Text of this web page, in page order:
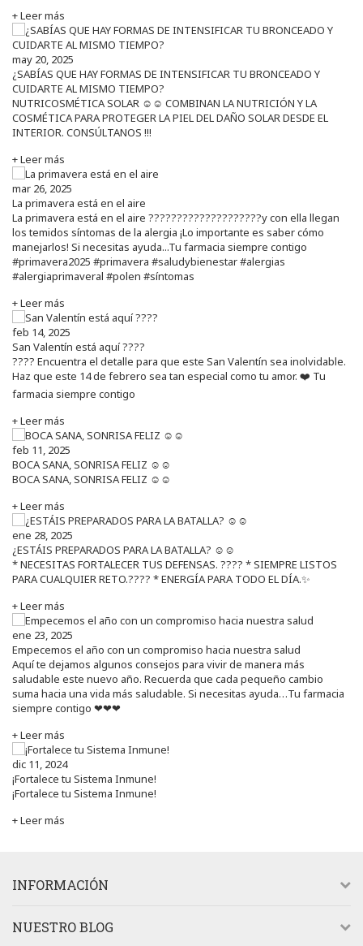
+ Leer más
may 20, 2025
¿SABÍAS QUE HAY FORMAS DE INTENSIFICAR TU BRONCEADO Y
CUIDARTE AL MISMO TIEMPO?
NUTRICOSMÉTICA SOLAR ☺️☺️ COMBINAN LA NUTRICIÓN Y LA
COSMÉTICA PARA PROTEGER LA PIEL DEL DAÑO SOLAR DESDE EL
INTERIOR. CONSÚLTANOS !!!
+ Leer más
mar 26, 2025
La primavera está en el aire
La primavera está en el aire ????????????????????y con ella llegan
los temidos síntomas de la alergia ¡Lo importante es saber cómo
manejarlos! Si necesitas ayuda...Tu farmacia siempre contigo
#primavera2025 #primavera #saludybienestar #alergias
#alergiaprimaveral #polen #síntomas
+ Leer más
feb 14, 2025
San Valentín está aquí ????
???? Encuentra el detalle para que este San Valentín sea inolvidable.
Haz que este 14 de febrero sea tan especial como tu amor. ❤️ Tu
farmacia siempre contigo
+ Leer más
feb 11, 2025
BOCA SANA, SONRISA FELIZ ☺️☺️
BOCA SANA, SONRISA FELIZ ☺️☺️
+ Leer más
ene 28, 2025
¿ESTÁIS PREPARADOS PARA LA BATALLA? ☺️☺️
* NECESITAS FORTALECER TUS DEFENSAS. ????️ * SIEMPRE LISTOS
PARA CUALQUIER RETO.???? * ENERGÍA PARA TODO EL DÍA.✨
+ Leer más
ene 23, 2025
Empecemos el año con un compromiso hacia nuestra salud
Aquí te dejamos algunos consejos para vivir de manera más
saludable este nuevo año. Recuerda que cada pequeño cambio
suma hacia una vida más saludable. Si necesitas ayuda…Tu farmacia
siempre contigo ❤❤❤
+ Leer más
dic 11, 2024
¡Fortalece tu Sistema Inmune!
¡Fortalece tu Sistema Inmune!
+ Leer más
INFORMACIÓN
NUESTRO BLOG